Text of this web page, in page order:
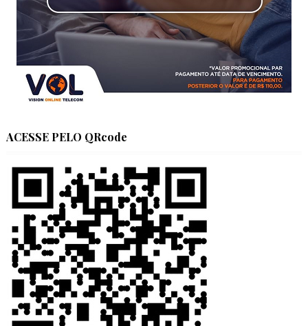
ACESSE PELO QRcode